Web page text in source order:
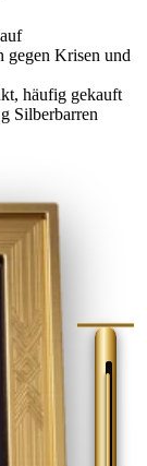
gegen Krisen und
häufig gekauft
Silberbarren